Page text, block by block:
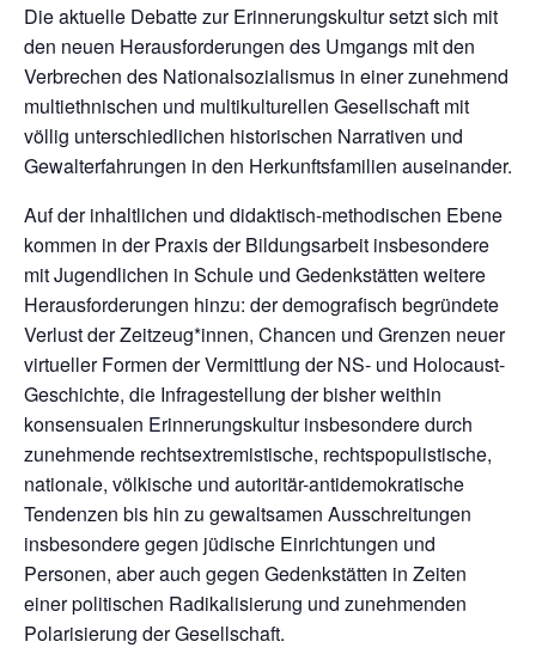
Die aktuelle Debatte zur Erinnerungskultur setzt sich mit
den neuen Herausforderungen des Umgangs mit den
Verbrechen des Nationalsozialismus in einer zunehmend
multiethnischen und multikulturellen Gesellschaft mit
völlig unterschiedlichen historischen Narrativen und
Gewalterfahrungen in den Herkunftsfamilien auseinander.
Auf der inhaltlichen und didaktisch-methodischen Ebene
kommen in der Praxis der Bildungsarbeit insbesondere
mit Jugendlichen in Schule und Gedenkstätten weitere
Herausforderungen hinzu: der demografisch begründete
Verlust der Zeitzeug*innen, Chancen und Grenzen neuer
virtueller Formen der Vermittlung der NS- und Holocaust-
Geschichte, die Infragestellung der bisher weithin
konsensualen Erinnerungskultur insbesondere durch
zunehmende rechtsextremistische, rechtspopulistische,
nationale, völkische und autoritär-antidemokratische
Tendenzen bis hin zu gewaltsamen Ausschreitungen
insbesondere gegen jüdische Einrichtungen und
Personen, aber auch gegen Gedenkstätten in Zeiten
einer politischen Radikalisierung und zunehmenden
Polarisierung der Gesellschaft.